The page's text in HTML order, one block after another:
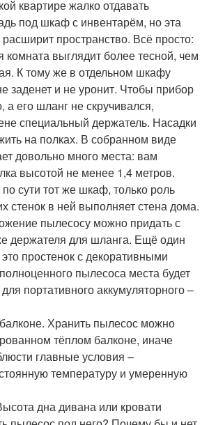
квартире жалко отдавать
под шкаф с инвентарём, но эта
пространство. Всё просто:
комната выглядит более тесной, чем
К тому же в отдельном шкафу
заденет и не уронит. Чтобы прибор
а его шланг не скручивался,
специальный держатель. Насадки
на полках. В собранном виде
довольно много места: вам
высотой не менее 1,4 метров.
сути тот же шкаф, только роль
стенок в ней выполняет стена дома.
пылесосу можно придать с
держателя для шланга. Ещё один
простенок с декоративными
пылесоса места будет
портативного аккумуляторного –
Хранить пылесос можно
тёплом балконе, иначе
главные условия –
температуру и умеренную
дна дивана или кровати